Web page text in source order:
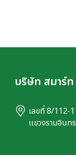
บริษัท สมาร์ท
เลขที่ 8/112-
เเขวงรามอิน